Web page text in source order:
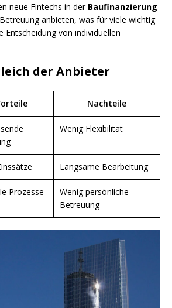
neue Fintechs in der Baufinanzierung
anbieten, was für viele wichtig
Entscheidung von individuellen
der Anbieter
Nachteile
Wenig Flexibilität
Langsame Bearbeitung
Prozesse
Wenig persönliche
Betreuung